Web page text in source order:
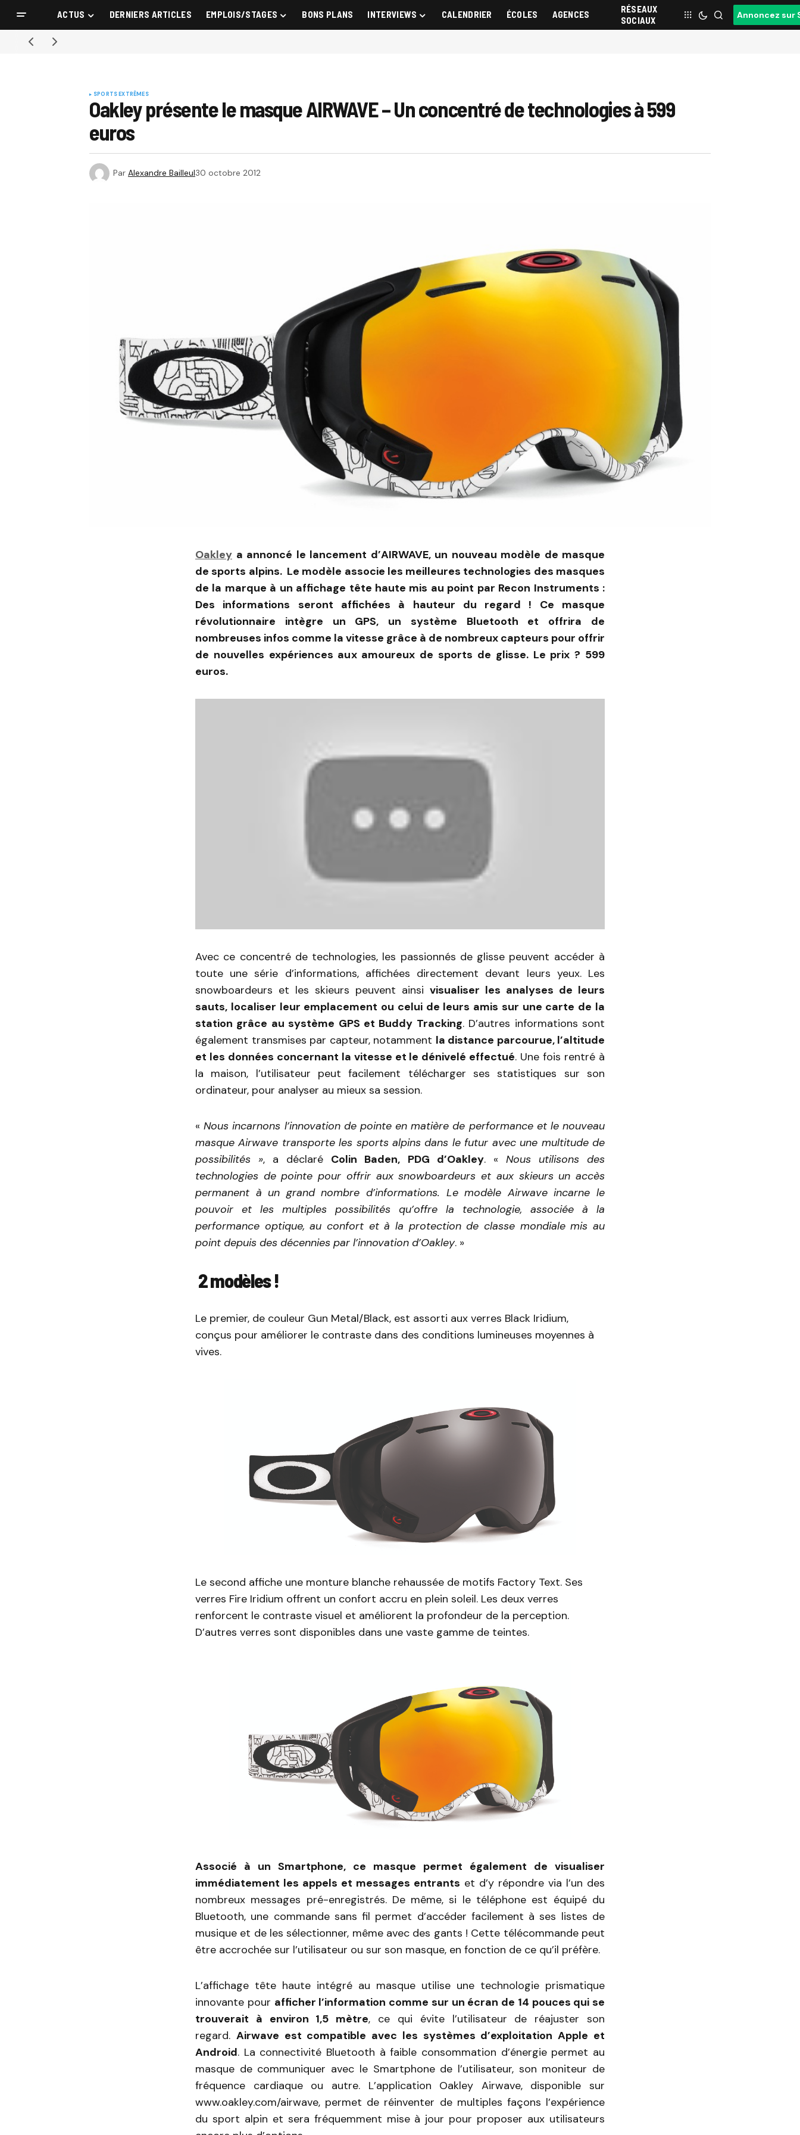
ACTUS DERNIERS ARTICLES EMPLOIS/STAGES BONS PLANS INTERVIEWS CALENDRIER ÉCOLES AGENCES
RÉSEAUX
SOCIAUX
Annoncez sur
SPORTS EXTRÊMES
Oakley présente le masque AIRWAVE – Un concentré de technologies à 599
euros
Par Alexandre Bailleul30 octobre 2012
Oakley a annoncé le lancement d’AIRWAVE, un nouveau modèle de masque
de sports alpins. Le modèle associe les meilleures technologies des masques
de la marque à un affichage tête haute mis au point par Recon Instruments :
Des informations seront affichées à hauteur du regard ! Ce masque
révolutionnaire intègre un GPS, un système Bluetooth et offrira de
nombreuses infos comme la vitesse grâce à de nombreux capteurs pour offrir
de nouvelles expériences aux amoureux de sports de glisse. Le prix ? 599
euros.
Avec ce concentré de technologies, les passionnés de glisse peuvent accéder à
toute une série d’informations, affichées directement devant leurs yeux. Les
snowboardeurs et les skieurs peuvent ainsi visualiser les analyses de leurs
sauts, localiser leur emplacement ou celui de leurs amis sur une carte de la
station grâce au système GPS et Buddy Tracking. D’autres informations sont
également transmises par capteur, notamment la distance parcourue, l’altitude
et les données concernant la vitesse et le dénivelé effectué. Une fois rentré à
la maison, l’utilisateur peut facilement télécharger ses statistiques sur son
ordinateur, pour analyser au mieux sa session.
«Nous incarnons l’innovation de pointe en matière de performance et le nouveau
masque Airwave transporte les sports alpins dans le futur avec une multitude de
possibilités », a déclaré Colin Baden, PDG d’Oakley. « Nous utilisons des
technologies de pointe pour offrir aux snowboardeurs et aux skieurs un accès
permanent à un grand nombre d’informations. Le modèle Airwave incarne le
pouvoir et les multiples possibilités qu’offre la technologie, associée à la
performance optique, au confort et à la protection de classe mondiale mis au
point depuis des décennies par l’innovation d’Oakley. »
2 modèles !
Le premier, de couleur Gun Metal/Black, est assorti aux verres Black Iridium,
conçus pour améliorer le contraste dans des conditions lumineuses moyennes à
vives.
Le second affiche une monture blanche rehaussée de motifs Factory Text. Ses
verres Fire Iridium offrent un confort accru en plein soleil. Les deux verres
renforcent le contraste visuel et améliorent la profondeur de la perception.
D’autres verres sont disponibles dans une vaste gamme de teintes.
Associé à un Smartphone, ce masque permet également de visualiser
immédiatement les appels et messages entrants et d’y répondre via l’un des
nombreux messages pré-enregistrés. De même, si le téléphone est équipé du
Bluetooth, une commande sans fil permet d’accéder facilement à ses listes de
musique et de les sélectionner, même avec des gants ! Cette télécommande peut
être accrochée sur l’utilisateur ou sur son masque, en fonction de ce qu’il préfère.
L’affichage tête haute intégré au masque utilise une technologie prismatique
innovante pour afficher l’information comme sur un écran de 14 pouces qui se
trouverait à environ 1,5 mètre, ce qui évite l’utilisateur de réajuster son
regard. Airwave est compatible avec les systèmes d’exploitation Apple et
Android. La connectivité Bluetooth à faible consommation d’énergie permet au
masque de communiquer avec le Smartphone de l’utilisateur, son moniteur de
fréquence cardiaque ou autre. L’application Oakley Airwave, disponible sur
www.oakley.com/airwave, permet de réinventer de multiples façons l’expérience
du sport alpin et sera fréquemment mise à jour pour proposer aux utilisateurs